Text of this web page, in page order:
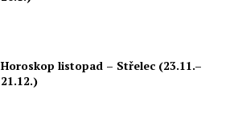
Horoskop listopad – Střelec (23.11.–
21.12.)